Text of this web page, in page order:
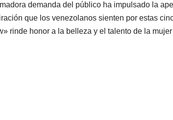
demanda del público ha impulsado la
que los venezolanos sienten por estas
rinde honor a la belleza y el talento de la mujer